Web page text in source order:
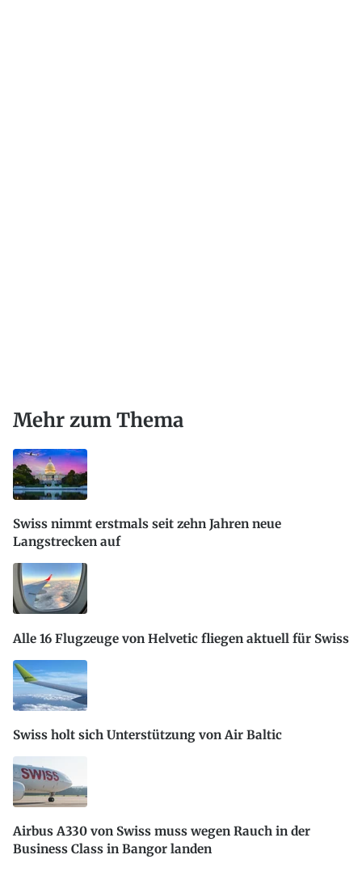
Mehr zum Thema
Swiss nimmt erstmals seit zehn Jahren neue
Langstrecken auf
Alle 16 Flugzeuge von Helvetic fliegen aktuell für Swiss
Swiss holt sich Unterstützung von Air Baltic
Airbus A330 von Swiss muss wegen Rauch in der
Business Class in Bangor landen